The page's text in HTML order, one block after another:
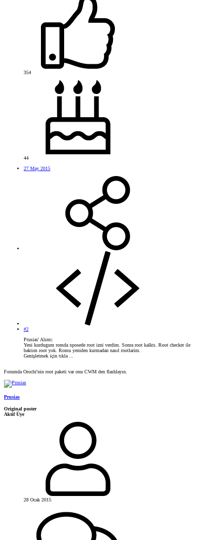
354
44
27 May 2015
#2
Prusias' Alıntı:
Yeni kurdugum romda xposede root izni verdim. Sonra root kalktı. Root checker ile
baktım root yok. Romu yeniden kurmadan nasıl rootlarim.
Genişletmek için tıkla ...
Forumda Orochi'nin root paketi var onu CWM den flashlayın.
Prusias
Original poster
Aktif Üye
28 Ocak 2015